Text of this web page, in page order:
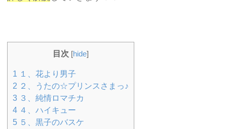
目次 [hide]
1 １、花より男子
2 ２、うたの☆プリンスさまっ♪
3 ３、純情ロマチカ
4 ４、ハイキュー
5 ５、黒子のバスケ